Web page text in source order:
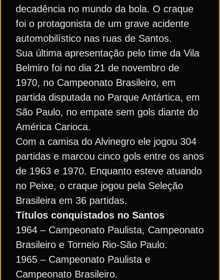
decadência no mundo da bola. O craque
foi o protagonista de um grave acidente
automobilístico nas ruas de Santos.
Sua última apresentação pelo time da Vila
Belmiro foi no dia 21 de novembro de
1970, no Campeonato Brasileiro, em
partida disputada no Parque Antártica, em
São Paulo, no empate sem gols diante do
América Carioca.
Com a camisa do Alvinegro ele jogou 304
partidas e marcou cinco gols entre os anos
de 1963 e 1970. Enquanto esteve atuando
no Peixe, o craque jogou pela Seleção
Brasileira em 36 partidas.
Títulos conquistados no Santos
1964 – Campeonato Paulista, Campeonato
Brasileiro e Torneio Rio-São Paulo.
1965 – Campeonato Paulista e
Campeonato Brasileiro.